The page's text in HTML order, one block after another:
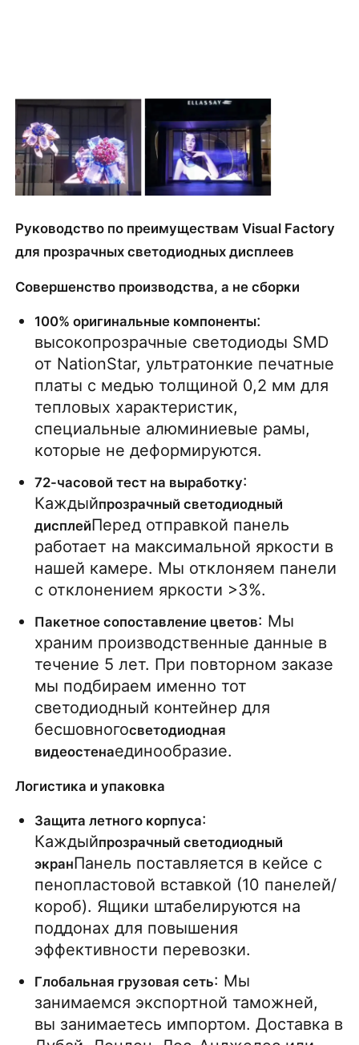
Руководство по преимуществам Visual Factory
для прозрачных светодиодных дисплеев
Совершенство производства, а не сборки
100% оригинальные компоненты:
высокопрозрачные светодиоды SMD
от NationStar, ультратонкие печатные
платы с медью толщиной 0,2 мм для
тепловых характеристик,
специальные алюминиевые рамы,
которые не деформируются.
72-часовой тест на выработку:
Каждыйпрозрачный светодиодный
дисплейПеред отправкой панель
работает на максимальной яркости в
нашей камере. Мы отклоняем панели
с отклонением яркости >3%.
Пакетное сопоставление цветов: Мы
храним производственные данные в
течение 5 лет. При повторном заказе
мы подбираем именно тот
светодиодный контейнер для
бесшовногосветодиодная
видеостенаединообразие.
Логистика и упаковка
Защита летного корпуса:
Каждыйпрозрачный светодиодный
экранПанель поставляется в кейсе с
пенопластовой вставкой (10 панелей/
короб). Ящики штабелируются на
поддонах для повышения
эффективности перевозки.
Глобальная грузовая сеть: Мы
занимаемся экспортной таможней,
вы занимаетесь импортом. Доставка в